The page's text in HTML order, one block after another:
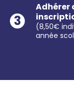
3
Adhérer
(8,50€
année